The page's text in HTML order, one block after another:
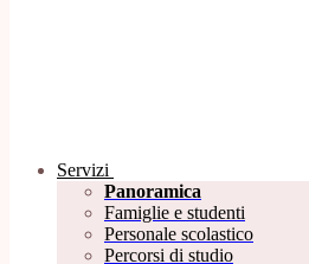
Servizi
Panoramica
Famiglie e studenti
Personale scolastico
Percorsi di studio